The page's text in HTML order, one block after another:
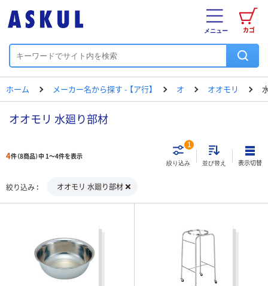
カゴ
メニュー
ホーム メーカー名から探す - 【ア行】 オ オオモリ
オオモリ 水廻り部材
4件（8商品）中 1～4件を表示
絞り込み
1
並び替え 表示切替
絞り込み オオモリ 水廻り部材